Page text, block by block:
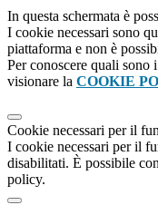
In questa schermata è
I cookie necessari sono
piattaforma e non è
Per conoscere quali sono
visionare la COOKIE
Cookie necessari per il
I cookie necessari per il
disabilitati. È possibile
policy.